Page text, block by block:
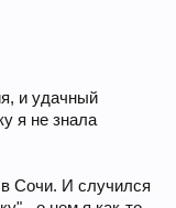
и удачный
я не знала
Сочи. И случился